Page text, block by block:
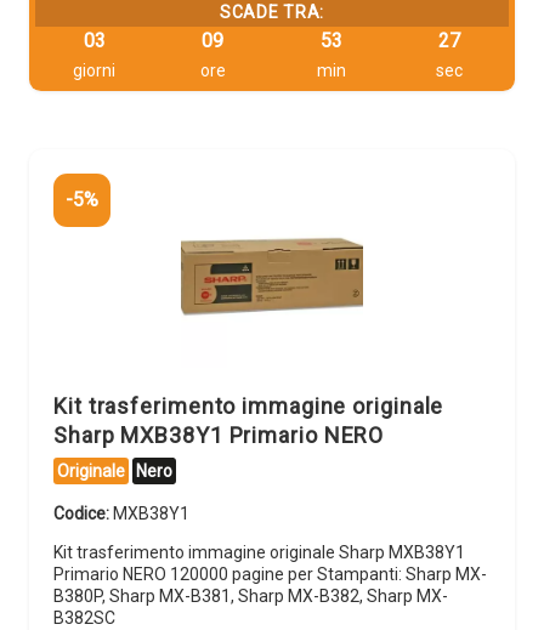
SCADE TRA:
03
giorni
09
ore
53
min
26
sec
-5%
Kit trasferimento immagine originale
Sharp MXB38Y1 Primario NERO
Originale Nero
Codice: MXB38Y1
Kit trasferimento immagine originale Sharp MXB38Y1
Primario NERO 120000 pagine per Stampanti: Sharp MX-
B380P, Sharp MX-B381, Sharp MX-B382, Sharp MX-
B382SC